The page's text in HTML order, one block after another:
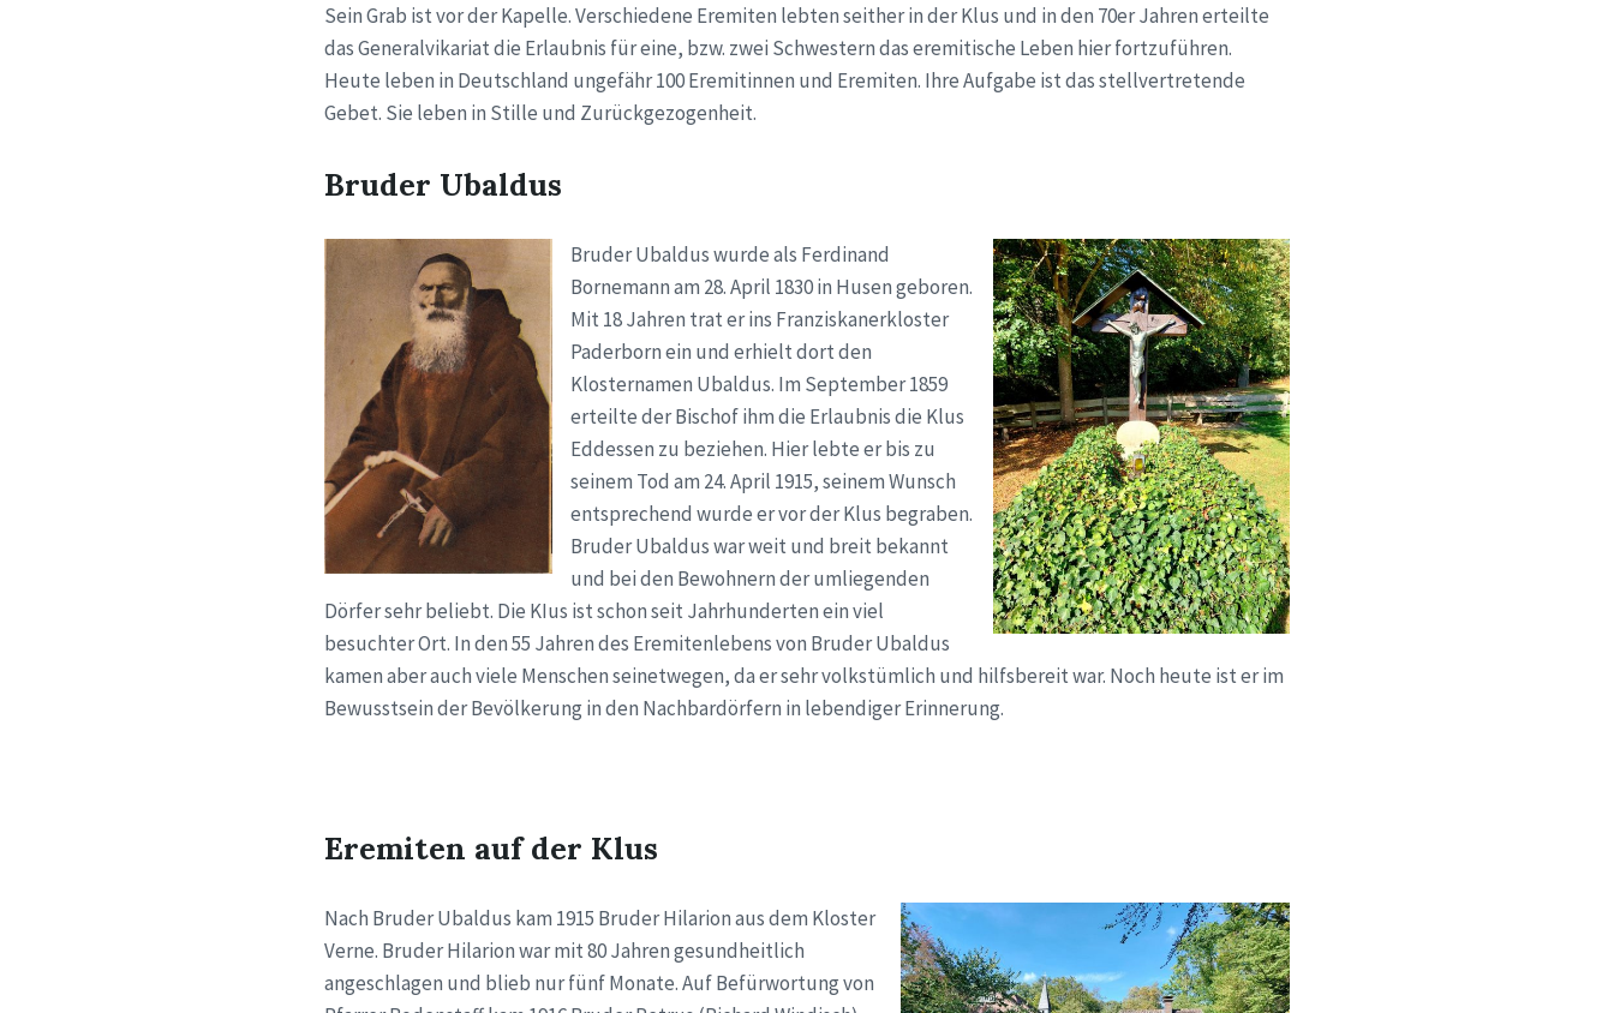
Sein Grab ist vor der Kapelle. Verschiedene Eremiten lebten seither in der Klus und in den 70er Jahren erteilte
das Generalvikariat die Erlaubnis für eine, bzw. zwei Schwestern das eremitische Leben hier fortzuführen.
Heute leben in Deutschland ungefähr 100 Eremitinnen und Eremiten. Ihre Aufgabe ist das stellvertretende
Gebet. Sie leben in Stille und Zurückgezogenheit.
Bruder Ubaldus
Bruder Ubaldus wurde als Ferdinand
Bornemann am 28. April 1830 in Husen geboren.
Mit 18 Jahren trat er ins Franziskanerkloster
Paderborn ein und erhielt dort den
Klosternamen Ubaldus. Im September 1859
erteilte der Bischof ihm die Erlaubnis die Klus
Eddessen zu beziehen. Hier lebte er bis zu
seinem Tod am 24. April 1915, seinem Wunsch
entsprechend wurde er vor der Klus begraben.
Bruder Ubaldus war weit und breit bekannt
und bei den Bewohnern der umliegenden
Dörfer sehr beliebt. Die KIus ist schon seit Jahrhunderten ein viel
besuchter Ort. In den 55 Jahren des Eremitenlebens von Bruder Ubaldus
kamen aber auch viele Menschen seinetwegen, da er sehr volkstümlich und hilfsbereit war. Noch heute ist er im
Bewusstsein der Bevölkerung in den Nachbardörfern in lebendiger Erinnerung.
Eremiten auf der Klus
Nach Bruder Ubaldus kam 1915 Bruder Hilarion aus dem Kloster
Verne. Bruder Hilarion war mit 80 Jahren gesundheitlich
angeschlagen und blieb nur fünf Monate. Auf Befürwortung von